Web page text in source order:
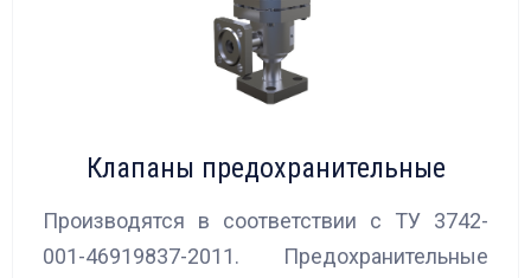
Клапаны предохранительные
Производятся в соответствии с ТУ 3742-
001-46919837-2011. Предохранительные